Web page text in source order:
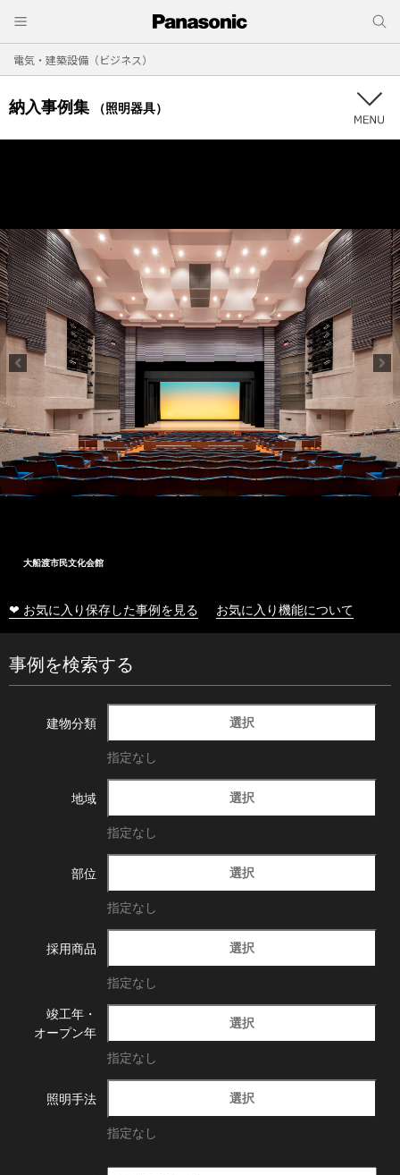
電気・建築設備（ビジネス）
納入事例集 （照明器具）
大船渡市民文化会館
❤ お気に入り保存した事例を見る お気に入り機能について
事例を検索する
建物分類 選択
指定なし
地域 選択
指定なし
部位 選択
指定なし
採用商品 選択
指定なし
竣工年・
オープン年
選択
指定なし
照明手法 選択
指定なし